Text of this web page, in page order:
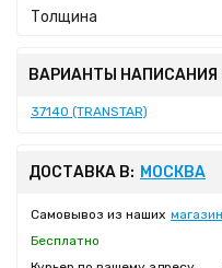
Толщина
ВАРИАНТЫ НАПИСАНИЯ
37140 (TRANSTAR)
ДОСТАВКА В: МОСКВА
Самовывоз из наших
Бесплатно